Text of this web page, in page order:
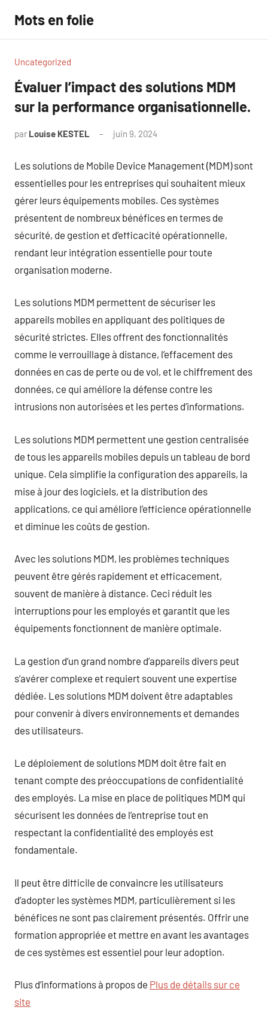
contenu
Mots en folie
Uncategorized
Évaluer l’impact des solutions MDM
sur la performance organisationnelle.
par Louise KESTEL juin 9, 2024
Les solutions de Mobile Device Management (MDM) sont
essentielles pour les entreprises qui souhaitent mieux
gérer leurs équipements mobiles. Ces systèmes
présentent de nombreux bénéfices en termes de
sécurité, de gestion et d’efficacité opérationnelle,
rendant leur intégration essentielle pour toute
organisation moderne.
Les solutions MDM permettent de sécuriser les
appareils mobiles en appliquant des politiques de
sécurité strictes. Elles offrent des fonctionnalités
comme le verrouillage à distance, l’effacement des
données en cas de perte ou de vol, et le chiffrement des
données, ce qui améliore la défense contre les
intrusions non autorisées et les pertes d’informations.
Les solutions MDM permettent une gestion centralisée
de tous les appareils mobiles depuis un tableau de bord
unique. Cela simplifie la configuration des appareils, la
mise à jour des logiciels, et la distribution des
applications, ce qui améliore l’efficience opérationnelle
et diminue les coûts de gestion.
Avec les solutions MDM, les problèmes techniques
peuvent être gérés rapidement et efficacement,
souvent de manière à distance. Ceci réduit les
interruptions pour les employés et garantit que les
équipements fonctionnent de manière optimale.
La gestion d’un grand nombre d’appareils divers peut
s’avérer complexe et requiert souvent une expertise
dédiée. Les solutions MDM doivent être adaptables
pour convenir à divers environnements et demandes
des utilisateurs.
Le déploiement de solutions MDM doit être fait en
tenant compte des préoccupations de confidentialité
des employés. La mise en place de politiques MDM qui
sécurisent les données de l’entreprise tout en
respectant la confidentialité des employés est
fondamentale.
Il peut être difficile de convaincre les utilisateurs
d’adopter les systèmes MDM, particulièrement si les
bénéfices ne sont pas clairement présentés. Offrir une
formation appropriée et mettre en avant les avantages
de ces systèmes est essentiel pour leur adoption.
Plus d’informations à propos de Plus de détails sur ce
site